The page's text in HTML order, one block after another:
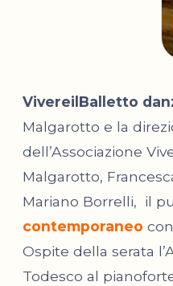
VivereilBalletto
Malgarotto e la
dell’Associazione
Malgarotto,
Mariano Borrelli, il
contemporaneo
Ospite della serata
Todesco al